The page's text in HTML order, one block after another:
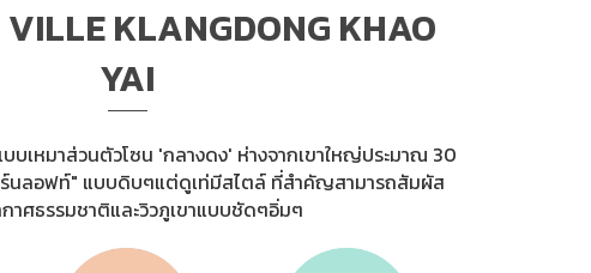
KLANGDONG KHAO
YAI
บเหมาส่วนตัวโซน 'กลางดง' ห่างจากเขาใหญ่ประมาณ 30
นลอฟท์" แบบดิบๆแต่ดูเท่มีสไตล์ ที่สำคัญสามารถสัมผัส
าศธรรมชาติและวิวภูเขาแบบชัดๆอิ่มๆ